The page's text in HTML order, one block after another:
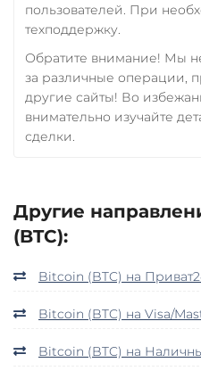
пользователей. При
техподдержку.
Обратите внимание! Мы
за различные операции,
другие сайты! Во
внимательно изучайте
сделки.
Другие
(BTC):
Bitcoin (BTC) на
Bitcoin (BTC) на Visa/
Bitcoin (BTC) на